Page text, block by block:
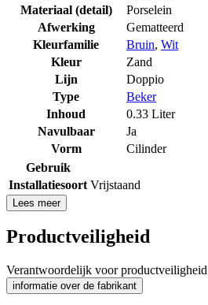
Materiaal (detail)
Porselein
Afwerking
Gematteerd
Kleurfamilie
Bruin, Wit
Kleur
Zand
Lijn
Doppio
Type
Beker
Inhoud
0.33 Liter
Navulbaar
Ja
Vorm
Cilinder
Gebruik
Installatiesoort Vrijstaand
Lees meer
Productveiligheid
Verantwoordelijk voor
informatie over de fabrikant